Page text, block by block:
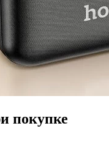
покупке